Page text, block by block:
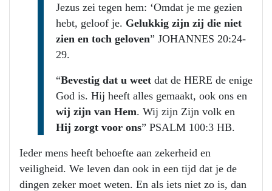
Jezus zei tegen hem: ‘Omdat je me gezien
hebt, geloof je. Gelukkig zijn zij die niet
zien en toch geloven” JOHANNES 20:24-
29.
“Bevestig dat u weet dat de HERE de enige
God is. Hij heeft alles gemaakt, ook ons en
wij zijn van Hem. Wij zijn Zijn volk en
Hij zorgt voor ons” PSALM 100:3 HB.
Ieder mens heeft behoefte aan zekerheid en
veiligheid. We leven dan ook in een tijd dat je de
dingen zeker moet weten. En als iets niet zo is, dan